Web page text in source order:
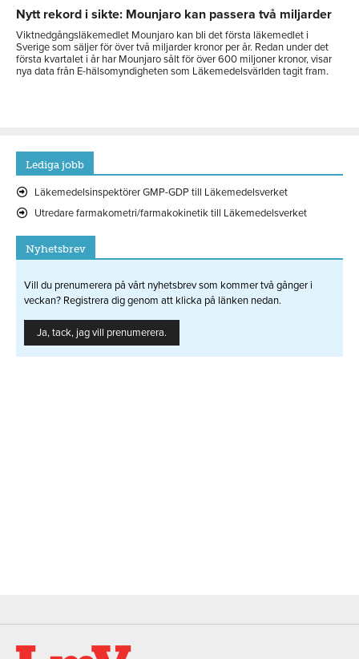
Nytt rekord i sikte: Mounjaro kan passera två miljarder
Viktnedgångsläkemedlet Mounjaro kan bli det första läkemedlet i
Sverige som säljer för över två miljarder kronor per år. Redan under det
första kvartalet i år har Mounjaro sålt för över 600 miljoner kronor, visar
nya data från E-hälsomyndigheten som Läkemedelsvärlden tagit fram.
Lediga jobb
Läkemedelsinspektörer GMP-GDP till Läkemedelsverket
Utredare farmakometri/farmakokinetik till Läkemedelsverket
Nyhetsbrev
Vill du prenumerera på vårt nyhetsbrev som kommer två gånger i
veckan? Registrera dig genom att klicka på länken nedan.
Ja, tack, jag vill prenumerera.